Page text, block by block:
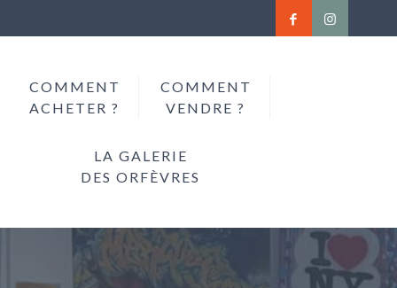
COMMENT
ACHETER ?
COMMENT
VENDRE ?
LA GALERIE
DES ORFÈVRES